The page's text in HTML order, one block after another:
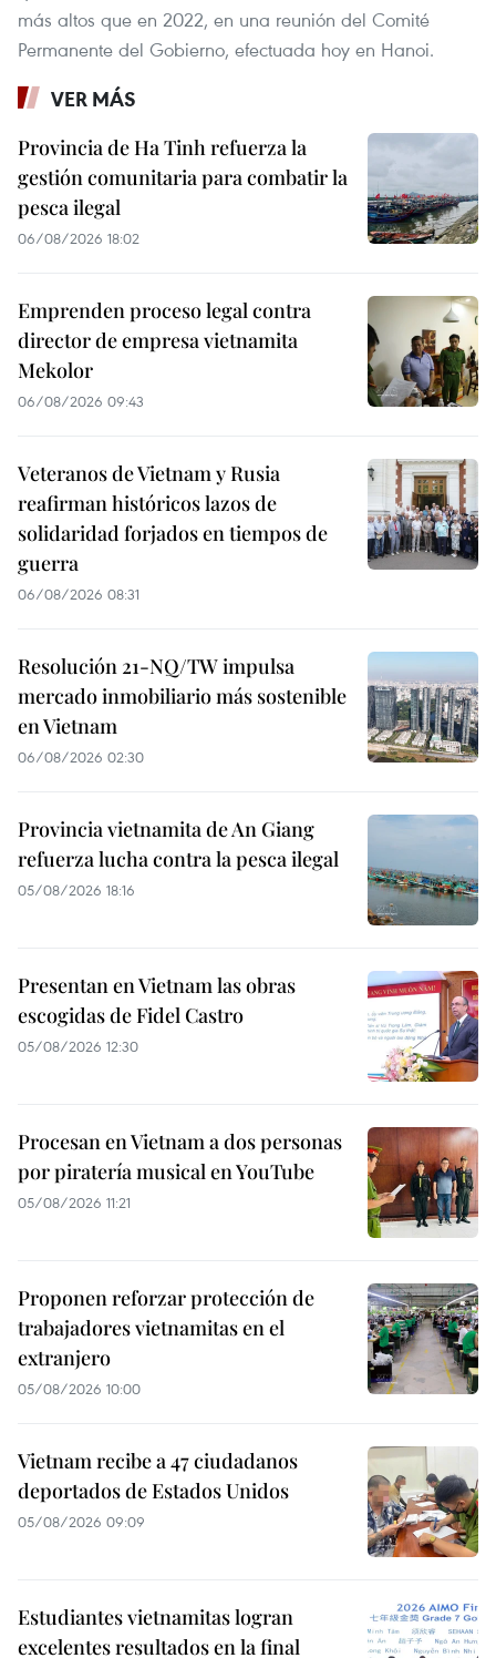
más altos que en 2022, en una reunión del Comité
Permanente del Gobierno, efectuada hoy en Hanoi.
VER MÁS
Provincia de Ha Tinh refuerza la
gestión comunitaria para combatir la
pesca ilegal
06/08/2026 18:02
Emprenden proceso legal contra
director de empresa vietnamita
Mekolor
06/08/2026 09:43
Veteranos de Vietnam y Rusia
reafirman históricos lazos de
solidaridad forjados en tiempos de
guerra
06/08/2026 08:31
Resolución 21-NQ/TW impulsa
mercado inmobiliario más sostenible
en Vietnam
06/08/2026 02:30
Provincia vietnamita de An Giang
refuerza lucha contra la pesca ilegal
05/08/2026 18:16
Presentan en Vietnam las obras
escogidas de Fidel Castro
05/08/2026 12:30
Procesan en Vietnam a dos personas
por piratería musical en YouTube
05/08/2026 11:21
Proponen reforzar protección de
trabajadores vietnamitas en el
extranjero
05/08/2026 10:00
Vietnam recibe a 47 ciudadanos
deportados de Estados Unidos
05/08/2026 09:09
Estudiantes vietnamitas logran
excelentes resultados en la final